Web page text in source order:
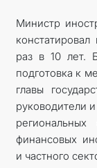
Министр
раз в 10 лет.
подготовка к
главы
руководители
региональных
финансовых
и частного